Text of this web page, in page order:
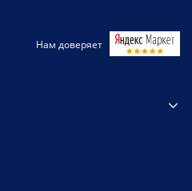
Нам доверяет